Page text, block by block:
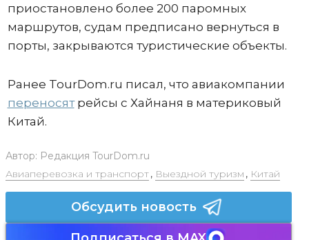
приостановлено более 200 паромных
маршрутов, судам предписано вернуться в
порты, закрываются туристические объекты.
Ранее TourDom.ru писал, что авиакомпании
переносятрейсы с Хайнаня в материковый
Китай.
Автор: Редакция TourDom.ru
Авиаперевозка и транспорт, Выездной туризм , Китай
Обсудить новость